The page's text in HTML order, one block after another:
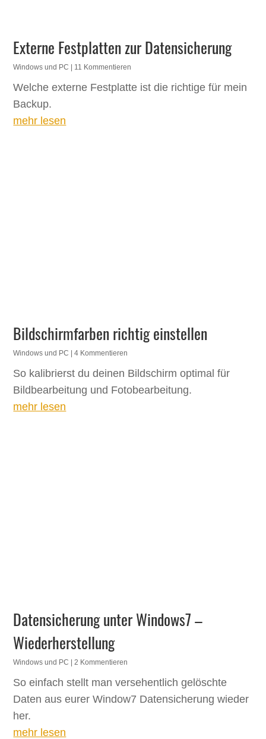
Externe Festplatten zur Datensicherung
Windows und PC | 11 Kommentieren
Welche externe Festplatte ist die richtige für mein
Backup.
mehr lesen
Bildschirmfarben richtig einstellen
Windows und PC | 4 Kommentieren
So kalibrierst du deinen Bildschirm optimal für
Bildbearbeitung und Fotobearbeitung.
mehr lesen
Datensicherung unter Windows7 –
Wiederherstellung
Windows und PC | 2 Kommentieren
So einfach stellt man versehentlich gelöschte
Daten aus eurer Window7 Datensicherung wieder
her.
mehr lesen